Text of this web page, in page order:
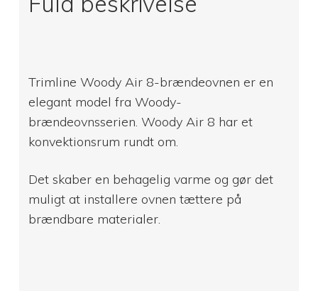
Trimline Woody Air 8-brændeovnen er en
elegant model fra Woody-
brændeovnsserien. Woody Air 8 har et
konvektionsrum rundt om.
Det skaber en behagelig varme og gør det
muligt at installere ovnen tættere på
brændbare materialer.